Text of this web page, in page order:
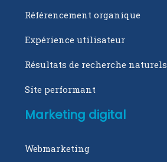
Référencement organique
Expérience utilisateur
Résultats de recherche naturels
Site performant
Marketing digital
Webmarketing